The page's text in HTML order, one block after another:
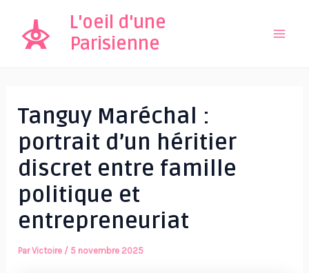
contenu
L'oeil d'une
Parisienne
Tanguy Maréchal :
portrait d’un héritier
discret entre famille
politique et
entrepreneuriat
ParVictoire / 5 novembre 2025